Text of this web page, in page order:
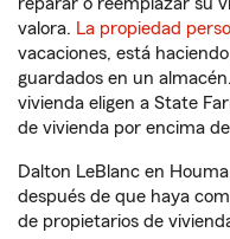
valora. La propiedad
vacaciones, está
guardados en un
vivienda eligen a State
de vivienda por encima
Dalton LeBlanc en
después de que haya
de propietarios de